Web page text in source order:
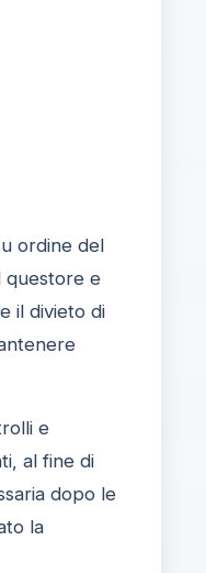
ordine del
questore e
il divieto di
e
al fine di
dopo le
la